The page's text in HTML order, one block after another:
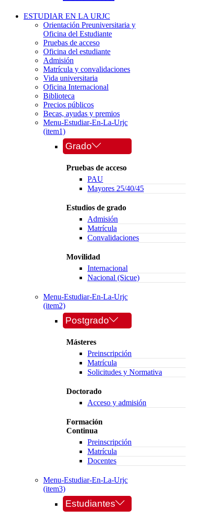
ESTUDIAR EN LA URJC
Orientación Preuniversitaria y
Oficina del Estudiante
Pruebas de acceso
Oficina del estudiante
Admisión
Matrícula y convalidaciones
Vida universitaria
Oficina Internacional
Biblioteca
Precios públicos
Becas, ayudas y premios
Menu-Estudiar-En-La-Urjc
(item1)
Grado
Pruebas de acceso
PAU
Mayores 25/40/45
Estudios de grado
Admisión
Matrícula
Convalidaciones
Movilidad
Internacional
Nacional (Sicue)
Menu-Estudiar-En-La-Urjc
(item2)
Postgrado
Másteres
Preinscripción
Matrícula
Solicitudes y Normativa
Doctorado
Acceso y admisión
Formación
Continua
Preinscripción
Matrícula
Docentes
Menu-Estudiar-En-La-Urjc
(item3)
Estudiantes